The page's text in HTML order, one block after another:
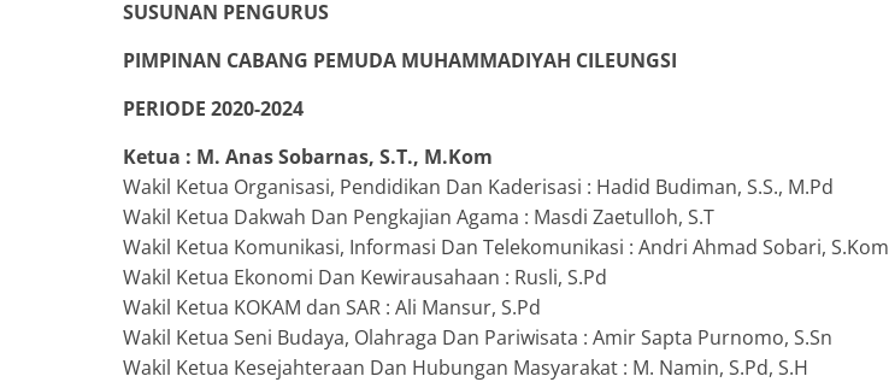
SUSUNAN PENGURUS
PIMPINAN CABANG PEMUDA MUHAMMADIYAH CILEUNGSI
PERIODE 2020-2024
Ketua : M. Anas Sobarnas, S.T., M.Kom
Wakil Ketua Organisasi, Pendidikan Dan Kaderisasi : Hadid Budiman, S.S., M.Pd
Wakil Ketua Dakwah Dan Pengkajian Agama : Masdi Zaetulloh, S.T
Wakil Ketua Komunikasi, Informasi Dan Telekomunikasi : Andri Ahmad Sobari, S.Kom
Wakil Ketua Ekonomi Dan Kewirausahaan : Rusli, S.Pd
Wakil Ketua KOKAM dan SAR : Ali Mansur, S.Pd
Wakil Ketua Seni Budaya, Olahraga Dan Pariwisata : Amir Sapta Purnomo, S.Sn
Wakil Ketua Kesejahteraan Dan Hubungan Masyarakat : M. Namin, S.Pd, S.H